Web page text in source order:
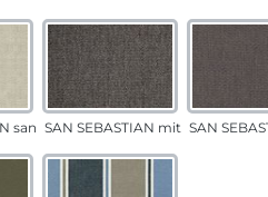
sandSAN SEBASTIAN mittelgrau
SAN